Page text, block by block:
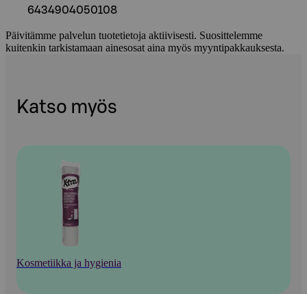
6434904050108
Päivitämme palvelun tuotetietoja aktiivisesti. Suosittelemme
kuitenkin tarkistamaan ainesosat aina myös myyntipakkauksesta.
Katso myös
Kosmetiikka ja hygienia